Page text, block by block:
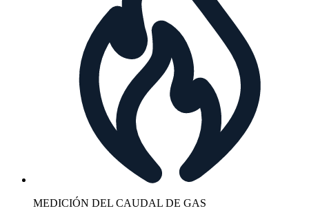
MEDICIÓN DEL CAUDAL DE GAS